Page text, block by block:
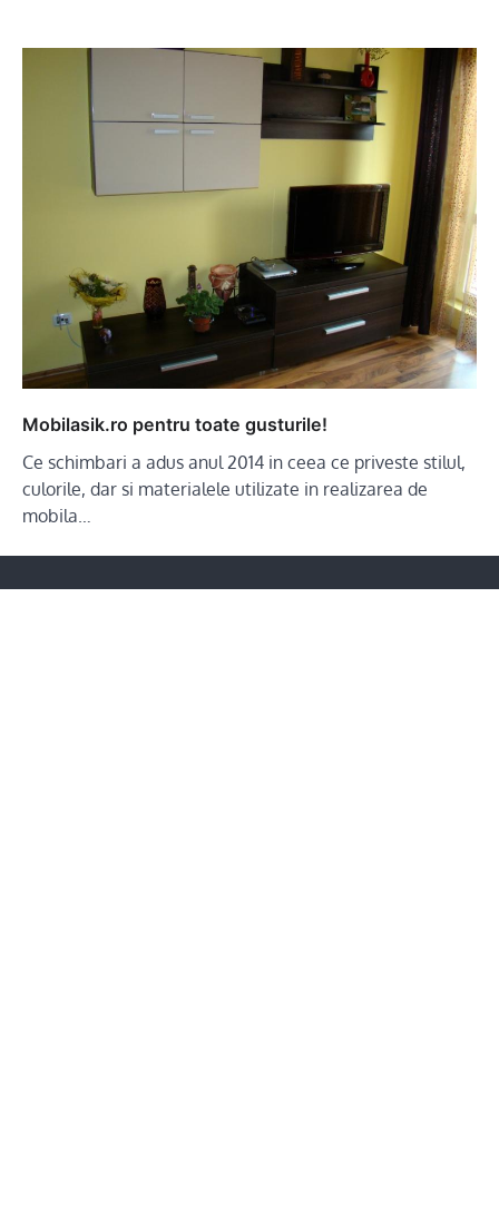
Mobilasik.ro pentru toate gusturile!
Ce schimbari a adus anul 2014 in ceea ce priveste stilul,
culorile, dar si materialele utilizate in realizarea de
mobila…